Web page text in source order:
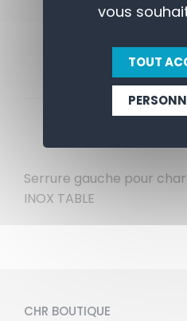
Serrure gauche pour
INOX TABLE
CHR BOUTIQUE
vous
TOUT